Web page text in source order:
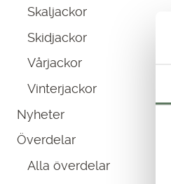
Skaljackor
Skidjackor
Vårjackor
Vinterjackor
Nyheter
Överdelar
Alla överdelar